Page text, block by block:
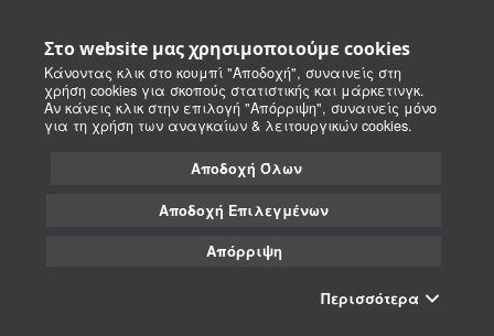
Στο website μας χρησιμοποιούμε cookies
Κάνοντας κλικ στο κουμπί "Αποδοχή", συναινείς στη
χρήση cookies για σκοπούς στατιστικής και μάρκετινγκ.
Αν κάνεις κλικ στην επιλογή "Απόρριψη", συναινείς μόνο
για τη χρήση των αναγκαίων & λειτουργικών cookies.
Αποδοχή Όλων
Αποδοχή Επιλεγμένων
Απόρριψη
Περισσότερα